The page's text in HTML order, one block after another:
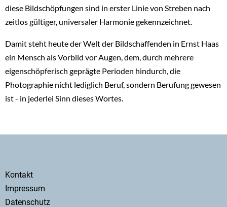
diese Bildschöpfungen sind in erster Linie von Streben nach
zeitlos gültiger, universaler Harmonie gekennzeichnet.
Damit steht heute der Welt der Bildschaffenden in Ernst Haas
ein Mensch als Vorbild vor Augen, dem, durch mehrere
eigenschöpferisch geprägte Perioden hindurch, die
Photographie nicht lediglich Beruf, sondern Berufung gewesen
ist - in jederlei Sinn dieses Wortes.
Secondary
menu
Kontakt
Impressum
Datenschutz